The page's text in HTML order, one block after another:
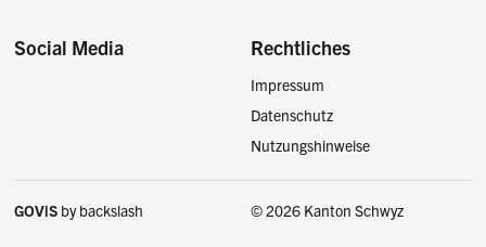
Social Media Rechtliches
Impressum
Datenschutz
Nutzungshinweise
GOViS bybackslash © 2026 Kanton Schwyz